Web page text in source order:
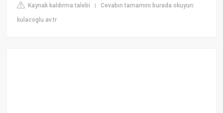
Kaynak kaldırma talebi |Cevabın tamamını burada okuyun:
kulacoglu.av.tr